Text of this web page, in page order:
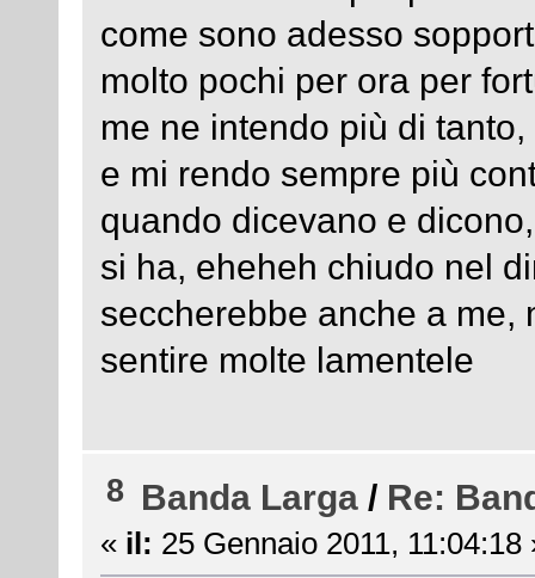
come sono adesso
molto pochi per ora per
me ne intendo più di
e mi rendo sempre più
quando dicevano e
si ha, eheheh chiudo nel
seccherebbe anche a me,
sentire molte lamentele
8 Banda Larga / Re:
« il: 25 Gennaio 2011, 11:04:18